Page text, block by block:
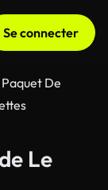
Se connecter
De
Le